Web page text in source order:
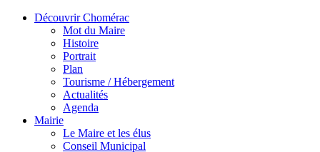
Découvrir Chomérac
Mot du Maire
Histoire
Portrait
Plan
Tourisme / Hébergement
Actualités
Agenda
Mairie
Le Maire et les élus
Conseil Municipal